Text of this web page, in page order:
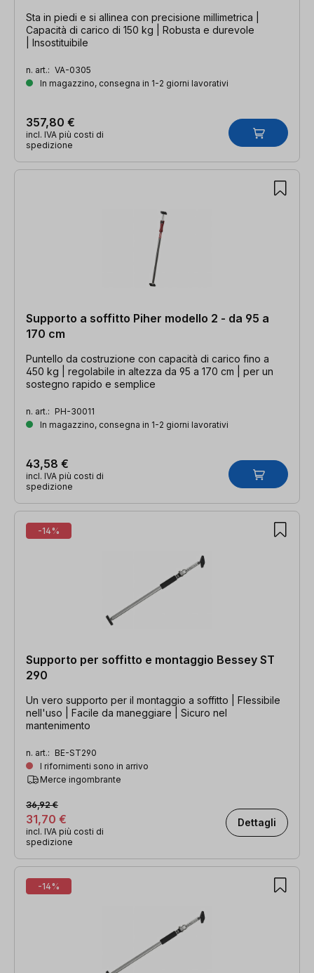
Sta in piedi e si allinea con precisione millimetrica |
Capacità di carico di 150 kg | Robusta e durevole
| Insostituibile
n. art.: VA-0305
In magazzino, consegna in 1-2 giorni lavorativi
357,80 €
incl. IVA più costi di
spedizione
Supporto a soffitto Piher modello 2 - da 95 a
170 cm
Puntello da costruzione con capacità di carico fino a
450 kg | regolabile in altezza da 95 a 170 cm | per un
sostegno rapido e semplice
n. art.: PH-30011
In magazzino, consegna in 1-2 giorni lavorativi
43,58 €
incl. IVA più costi di
spedizione
-14%
Supporto per soffitto e montaggio Bessey ST
290
Un vero supporto per il montaggio a soffitto | Flessibile
nell'uso | Facile da maneggiare | Sicuro nel
mantenimento
n. art.: BE-ST290
I rifornimenti sono in arrivo
Merce ingombrante
31,70 €
36,92 €
incl. IVA più costi di
spedizione
Dettagli
-14%